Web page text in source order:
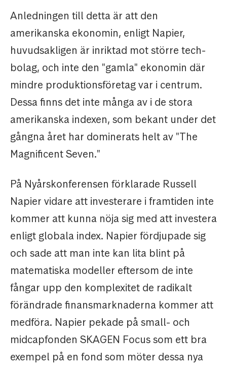
Anledningen till detta är att den
amerikanska ekonomin, enligt Napier,
huvudsakligen är inriktad mot större tech-
bolag, och inte den "gamla" ekonomin där
mindre produktionsföretag var i centrum.
Dessa finns det inte många av i de stora
amerikanska indexen, som bekant under det
gångna året har dominerats helt av "The
Magnificent Seven."
På Nyårskonferensen förklarade Russell
Napier vidare att investerare i framtiden inte
kommer att kunna nöja sig med att investera
enligt globala index. Napier fördjupade sig
och sade att man inte kan lita blint på
matematiska modeller eftersom de inte
fångar upp den komplexitet de radikalt
förändrade finansmarknaderna kommer att
medföra. Napier pekade på small- och
midcapfonden SKAGEN Focus som ett bra
exempel på en fond som möter dessa nya